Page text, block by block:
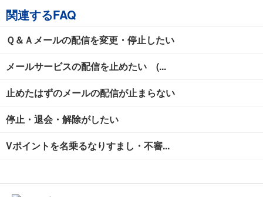
関連するFAQ
Ｑ＆Ａメールの配信を変更・停止したい
メールサービスの配信を止めたい (...
止めたはずのメールの配信が止まらない
停止・退会・解除がしたい
Vポイントを名乗るなりすまし・不審...